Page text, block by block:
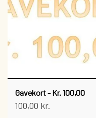
Gavekort - Kr. 100,00
100,00 kr.